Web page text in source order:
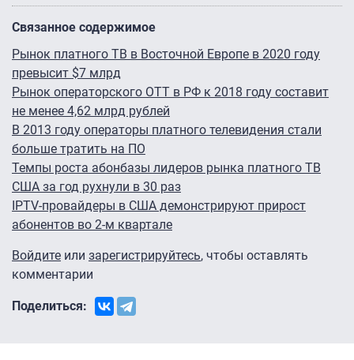
Связанное содержимое
Рынок платного ТВ в Восточной Европе в 2020 году
превысит $7 млрд
Рынок операторского OTT в РФ к 2018 году составит
не менее 4,62 млрд рублей
В 2013 году операторы платного телевидения стали
больше тратить на ПО
Темпы роста абонбазы лидеров рынка платного ТВ
США за год рухнули в 30 раз
IPTV-провайдеры в США демонстрируют прирост
абонентов во 2-м квартале
Войдите или зарегистрируйтесь, чтобы оставлять
комментарии
Поделиться: